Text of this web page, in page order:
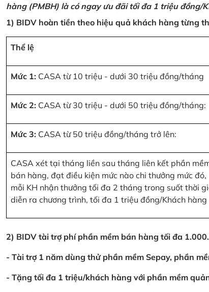
hàng (PMBH) là có ngay ưu đãi tối đa 1 triệu đồng/
1) BIDV hoàn tiền theo hiệu quả khách hàng từng
Thể lệ
Mức 1: CASA từ 10 triệu - dưới 30 triệu đồng/tháng
Mức 2: CASA từ 30 triệu - dưới 50 triệu đồng/tháng:
Mức 3: CASA từ 50 triệu đồng/tháng trở lên:
CASA xét tại tháng liền sau tháng liên kết phần
bán hàng, đạt điều kiện mức nào chi thưởng mức đó,
mỗi KH nhận thưởng tối đa 2 tháng trong suốt thời
diễn ra chương trình, tối đa 1 triệu đồng/Khách hàng
2) BIDV tài trợ phí phần mềm bán hàng tối đa
- Tài trợ 1 năm dùng thử phần mềm Sepay, phần
- Tặng tối đa 1 triệu/khách hàng với phần mềm